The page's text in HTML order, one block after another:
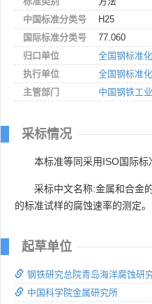
中国标准分类号
H25
国际标准分类号
77.060
归口单位
全国钢标准
执行单位
全国钢标准
主管部门
中国钢铁工
采标情况
本标准等同采用ISO国际标
采标中文名称:金属和合金
的标准试样的腐蚀速率的测定。
起草单位
钢铁研究总院青岛海洋腐蚀研
中国科学院金属研究所